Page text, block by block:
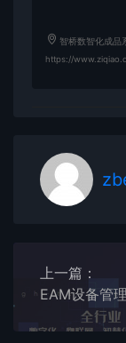
智桥数智化成品
https://
上一篇：
EAM设备管